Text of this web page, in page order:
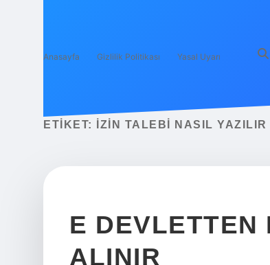
Anasayfa Gizlilik Politikası Yasal Uyarı
ETIKET: İZIN TALEBI NASIL YAZILIR
E DEVLETTEN
ALINIR